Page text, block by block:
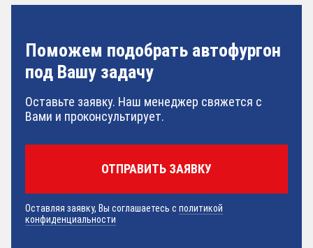
Поможем подобрать автофургон
под Вашу задачу
Оставьте заявку. Наш менеджер свяжется с
Вами и проконсультирует.
Оставляя заявку, Вы соглашаетесь с политикой
конфиденциальности